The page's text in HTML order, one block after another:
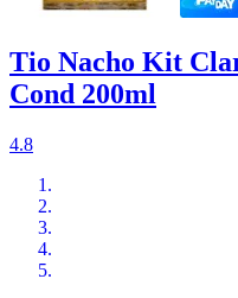
Tio Nacho Kit
Cond 200ml
4.8